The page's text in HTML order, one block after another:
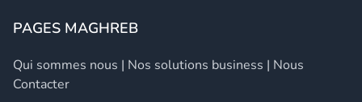
PAGES MAGHREB
Qui sommes nous | Nos solutions business | Nous
Contacter